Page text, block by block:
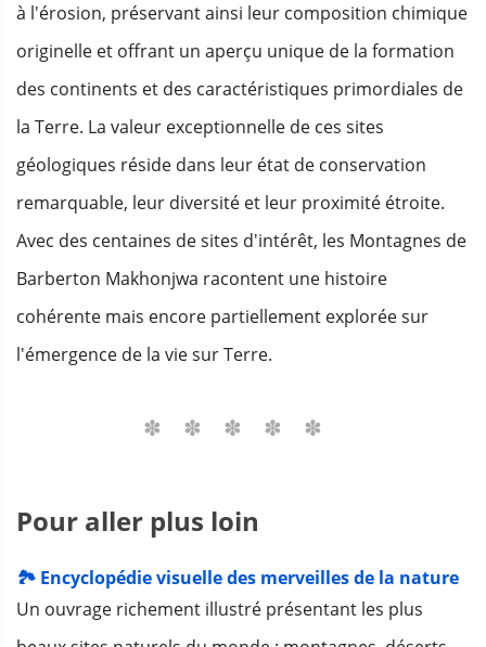
à l'érosion, préservant ainsi leur composition chimique
originelle et offrant un aperçu unique de la formation
des continents et des caractéristiques primordiales de
la Terre. La valeur exceptionnelle de ces sites
géologiques réside dans leur état de conservation
remarquable, leur diversité et leur proximité étroite.
Avec des centaines de sites d'intérêt, les Montagnes de
Barberton Makhonjwa racontent une histoire
cohérente mais encore partiellement explorée sur
l'émergence de la vie sur Terre.
Pour aller plus loin
🏞️ Encyclopédie visuelle des merveilles de la nature
Un ouvrage richement illustré présentant les plus